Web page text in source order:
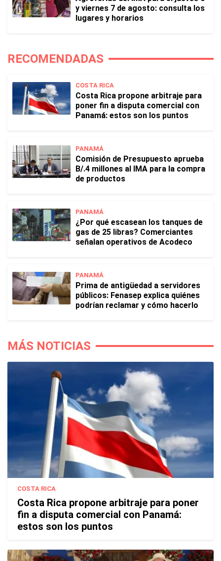
y viernes 7 de agosto: consulta los
lugares y horarios
RECOMENDADAS
COSTA RICA
Costa Rica propone arbitraje para
poner fin a disputa comercial con
Panamá: estos son los puntos
PANAMÁ
Comisión de Presupuesto aprueba
B/.4 millones al IMA para la compra
de productos
PANAMÁ
¿Por qué escasean los tanques de
gas de 25 libras? Comerciantes
señalan operativos de Acodeco
PANAMÁ
Prima de antigüedad a servidores
públicos: Fenasep explica quiénes
podrían reclamar y cómo hacerlo
MÁS NOTICIAS
COSTA RICA
Costa Rica propone arbitraje para poner
fin a disputa comercial con Panamá:
estos son los puntos